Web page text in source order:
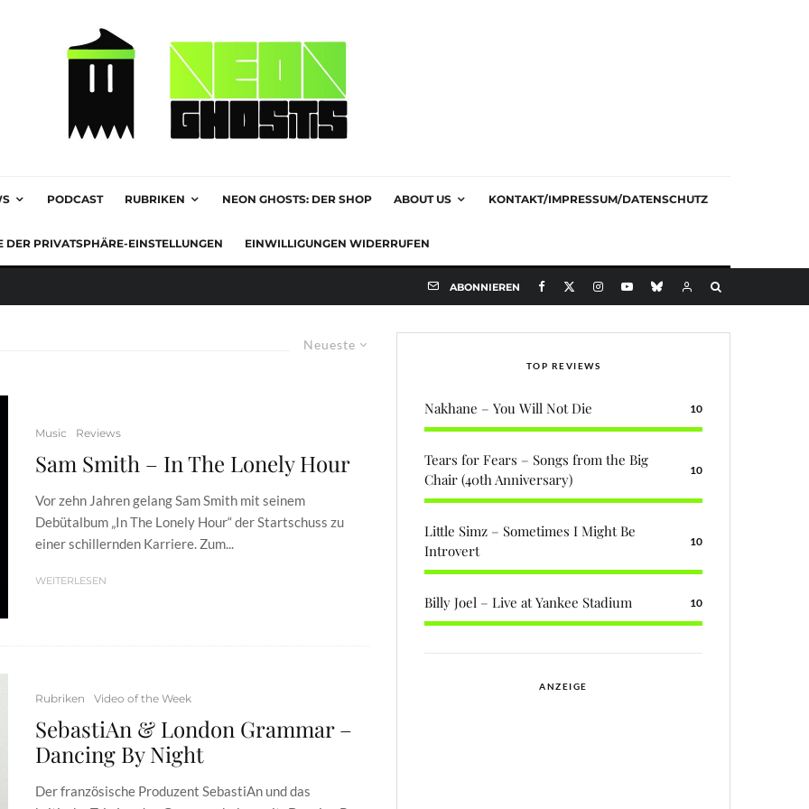
PODCAST RUBRIKEN NEON GHOSTS: DER SHOP ABOUT US KONTAKT/IMPRESSUM/DATENSCHUTZ
DER PRIVATSPHÄRE-EINSTELLUNGEN EINWILLIGUNGEN WIDERRUFEN
ABONNIEREN
Neueste
Music Reviews
Sam Smith – In The Lonely Hour
Vor zehn Jahren gelang Sam Smith mit seinem
Debütalbum „In The Lonely Hour“ der Startschuss zu
einer schillernden Karriere. Zum...
WEITERLESEN
Rubriken Video of the Week
SebastiAn & London Grammar –
Dancing By Night
Der französische Produzent SebastiAn und das
TOP REVIEWS
Nakhane – You Will Not Die 10
Tears for Fears – Songs from the Big
Chair (40th Anniversary)
10
Little Simz – Sometimes I Might Be
Introvert
10
Billy Joel – Live at Yankee Stadium 10
ANZEIGE